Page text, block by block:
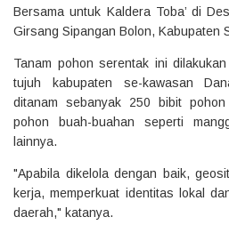
Bersama untuk Kaldera Toba’ di
Girsang Sipangan Bolon, Kabupaten
Tanam pohon serentak ini
tujuh kabupaten se-kawasan
ditanam sebanyak 250 bibit
pohon buah-buahan seperti
lainnya.
"Apabila dikelola dengan baik,
kerja, memperkuat identitas lokal
daerah," katanya.